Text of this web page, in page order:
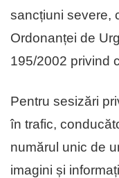
sancțiuni severe,
Ordonanței de
195/2002 privind
Pentru sesizări
în trafic,
numărul unic de
imagini și